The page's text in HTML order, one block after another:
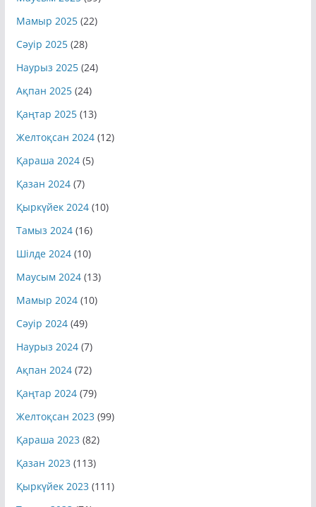
Маусым 2025(39)
Мамыр 2025(22)
Сәуір 2025(28)
Наурыз 2025(24)
Ақпан 2025(24)
Қаңтар 2025(13)
Желтоқсан 2024(12)
Қараша 2024(5)
Қазан 2024(7)
Қыркүйек 2024(10)
Тамыз 2024(16)
Шілде 2024(10)
Маусым 2024(13)
Мамыр 2024(10)
Сәуір 2024(49)
Наурыз 2024(7)
Ақпан 2024(72)
Қаңтар 2024(79)
Желтоқсан 2023 (99)
Қараша 2023 (82)
Қазан 2023 (113)
Қыркүйек 2023 (111)